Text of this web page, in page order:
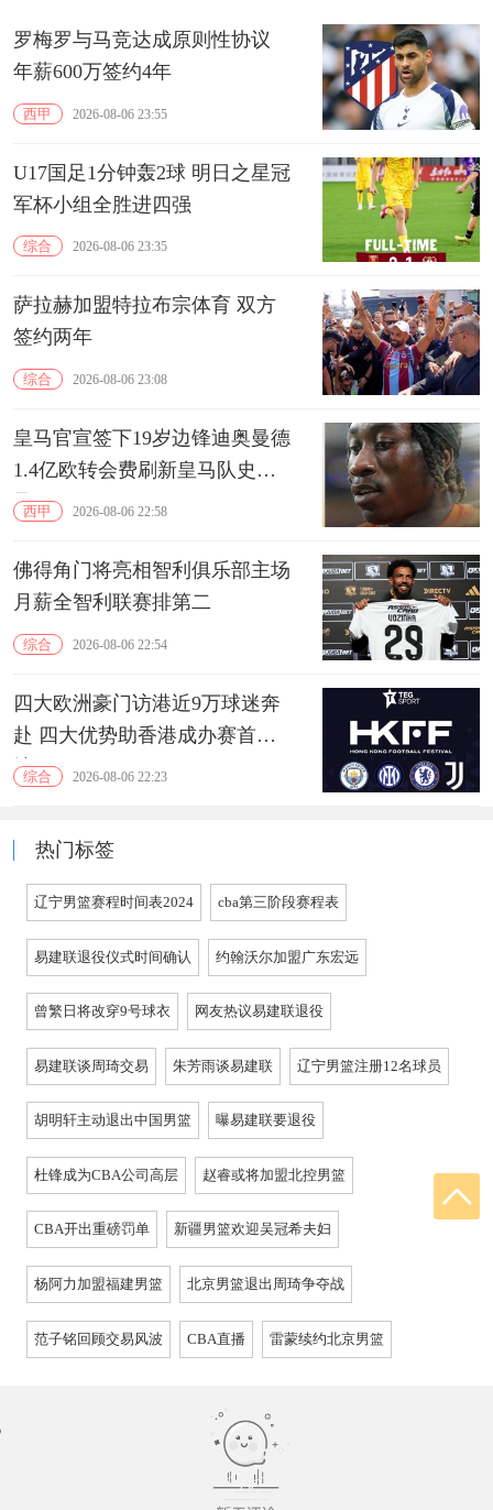
罗梅罗与马竞达成原则性协议
年薪600万签约4年
西甲 2026-08-06 23:55
U17国足1分钟轰2球 明日之星冠
军杯小组全胜进四强
综合 2026-08-06 23:35
萨拉赫加盟特拉布宗体育 双方
签约两年
综合 2026-08-06 23:08
皇马官宣签下19岁边锋迪奥曼德
1.4亿欧转会费刷新皇马队史纪
录西甲 2026-08-06 22:58
佛得角门将亮相智利俱乐部主场
月薪全智利联赛排第二
综合 2026-08-06 22:54
四大欧洲豪门访港近9万球迷奔
赴 四大优势助香港成办赛首选
地综合 2026-08-06 22:23
热门标签
辽宁男篮赛程时间表2024 cba第三阶段赛程表
易建联退役仪式时间确认 约翰沃尔加盟广东宏远
曾繁日将改穿9号球衣 网友热议易建联退役
易建联谈周琦交易 朱芳雨谈易建联 辽宁男篮注册12名球员
胡明轩主动退出中国男篮 曝易建联要退役
杜锋成为CBA公司高层 赵睿或将加盟北控男篮
CBA开出重磅罚单 新疆男篮欢迎吴冠希夫妇
杨阿力加盟福建男篮 北京男篮退出周琦争夺战
范子铭回顾交易风波 CBA直播 雷蒙续约北京男篮